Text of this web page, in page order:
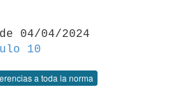
04/04/2024
10
a toda la norma